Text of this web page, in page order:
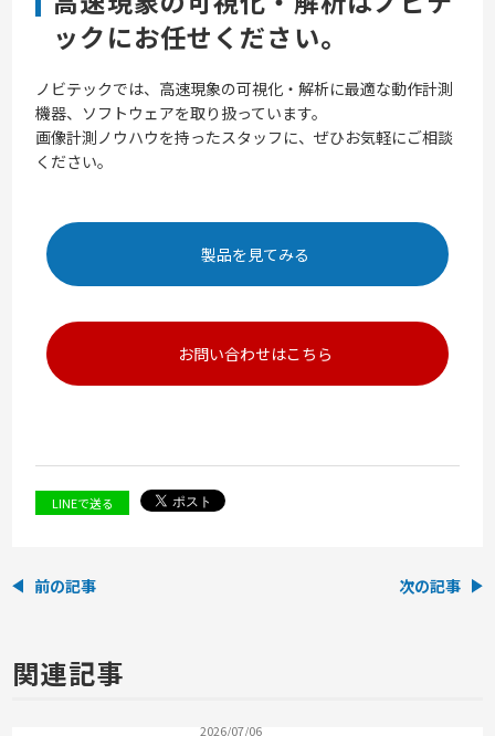
ックにお任せください。
ノビテックでは、高速現象の可視化・解析に最適な動作計測
機器、ソフトウェアを取り扱っています。
画像計測ノウハウを持ったスタッフに、ぜひお気軽にご相談
ください。
製品を見てみる
お問い合わせはこちら
LINEで送る
前の記事 次の記事
関連記事
2026/07/06